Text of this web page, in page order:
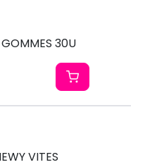
30U
VITES